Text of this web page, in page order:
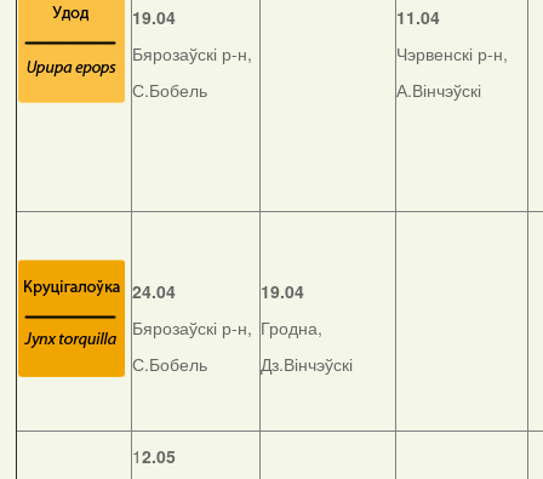
19.04
Бярозаўскі р-н,
С.Бобель
11.04
Чэрвенскі р-н,
А.Вінчэўскі
24.04
Бярозаўскі р-н,
С.Бобель
19.04
Гродна,
Дз.Вінчэўскі
12.05